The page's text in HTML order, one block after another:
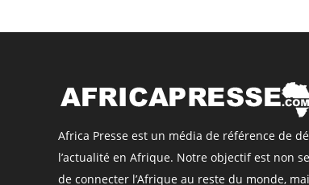
Africa Presse est un média de référence de
l’actualité en Afrique. Notre objectif est non
de connecter l’Afrique au reste du monde,